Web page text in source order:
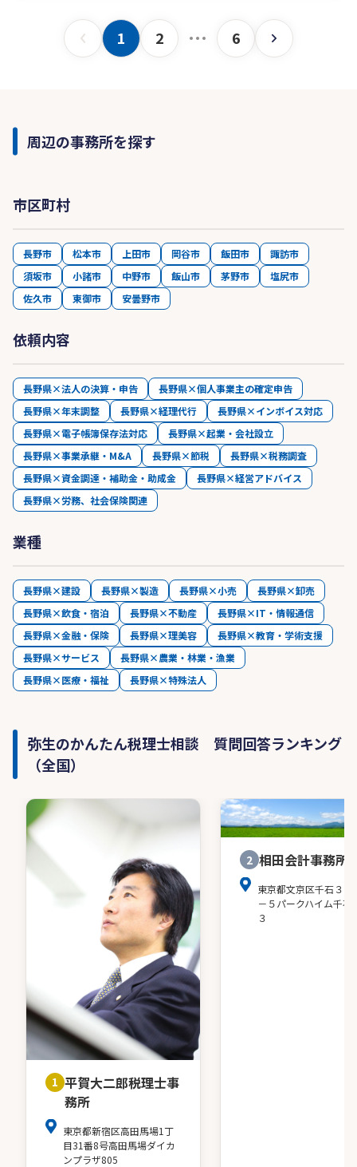
1 2 6
周辺の事務所を探す
市区町村
長野市 松本市 上田市 岡谷市 飯田市
諏訪市
須坂市
小諸市 中野市 飯山市 茅野市
塩尻市
佐久市
東御市 安曇野市
依頼内容
長野県×法人の決算・申告
長野県×個人事業主の確定申告
長野県×年末調整
長野県×経理代行
長野県×インボイス対応
長野県×電子帳簿保存法対応
長野県×起業・会社設立
長野県×事業承継・M&A
長野県×節税
長野県×税務調査
長野県×資金調達・補助金・助成金
長野県×経営アドバイス
長野県×労務、社会保険関連
業種
長野県×建設 長野県×製造 長野県×小売
長野県×卸売
長野県×飲食・宿泊
長野県×不動産
長野県×IT・情報通信
長野県×金融・保険
長野県×理美容
長野県×教育・学術支援
長野県×サービス
長野県×農業・林業・漁業
長野県×医療・福祉
長野県×特殊法人
弥生のかんたん税理士相談 質問回答ランキング
（全国）
1 平賀大二郎税理士事
務所
東京都新宿区高田馬場1丁
目31番8号高田馬場ダイカ
ンプラザ805
2 相田会計事務所
東京都文京区千石３－
－５パークハイム千石
３